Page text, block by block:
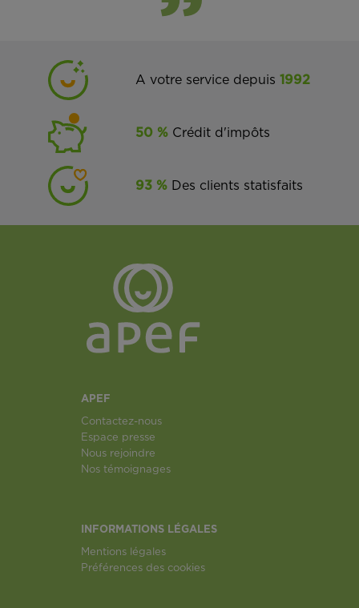
A votre service depuis1992
50 % Crédit d'impôts
93 % Des clients statisfaits
APEF
Contactez-nous
Espace presse
Nous rejoindre
Nos témoignages
INFORMATIONS LÉGALES
Mentions légales
Préférences des cookies